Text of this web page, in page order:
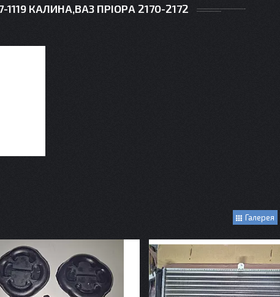
1119 КАЛИНА,ВАЗ ПРІОРА 2170-2172
Галерея